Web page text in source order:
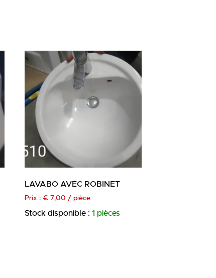
LAVABO AVEC ROBINET
Prix : € 7,00 / pièce
Stock disponible : 1 pièces